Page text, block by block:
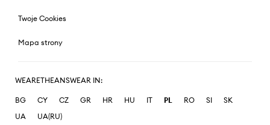
Twoje Cookies
Mapa strony
WEARETHEANSWEAR IN:
BG CY CZ GR HR HU IT PL RO SI
SK
UA
UA(RU)